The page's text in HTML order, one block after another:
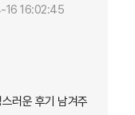
16:02:45
러운 후기 남겨주